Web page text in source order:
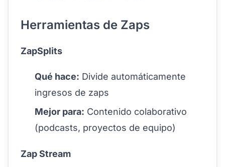
Herramientas de Zaps
ZapSplits
Qué hace: Divide automáticamente
ingresos de zaps
Mejor para: Contenido colaborativo
(podcasts, proyectos de equipo)
Zap Stream